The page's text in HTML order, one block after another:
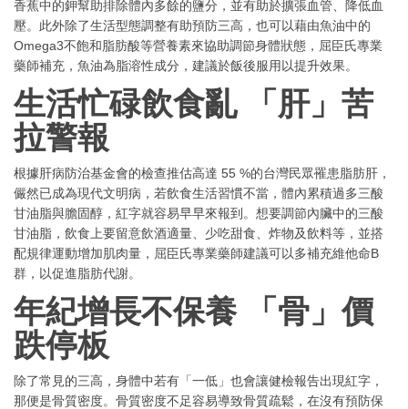
香蕉中的鉀幫助排除體內多餘的鹽分，並有助於擴張血管、降低血
壓。此外除了生活型態調整有助預防三高，也可以藉由魚油中的
Omega3不飽和脂肪酸等營養素來協助調節身體狀態，屈臣氏專業
藥師補充，魚油為脂溶性成分，建議於飯後服用以提升效果。
生活忙碌飲食亂 「肝」苦
拉警報
根據肝病防治基金會的檢查推估高達 55 %的台灣民眾罹患脂肪肝，
儼然已成為現代文明病，若飲食生活習慣不當，體內累積過多三酸
甘油脂與膽固醇，紅字就容易早早來報到。想要調節內臟中的三酸
甘油脂，飲食上要留意飲酒適量、少吃甜食、炸物及飲料等，並搭
配規律運動增加肌肉量，屈臣氏專業藥師建議可以多補充維他命B
群，以促進脂肪代謝。
年紀增長不保養 「骨」價
跌停板
除了常見的三高，身體中若有「一低」也會讓健檢報告出現紅字，
那便是骨質密度。骨質密度不足容易導致骨質疏鬆，在沒有預防保